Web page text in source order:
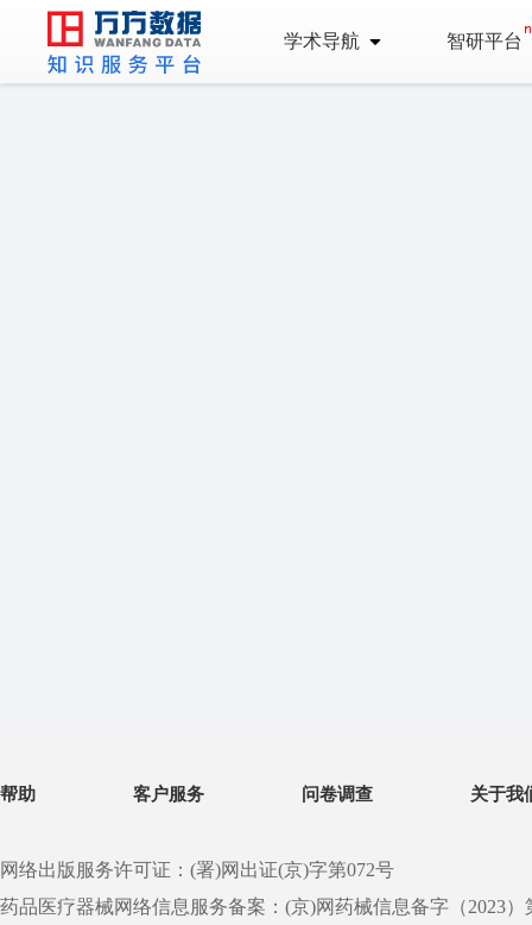
学术导航 智研平台
帮助 客户服务 问卷调查 关于我
网络出版服务许可证：(署)网出证(京)字第072号
药品医疗器械网络信息服务备案：(京)网药械信息备字（2023）